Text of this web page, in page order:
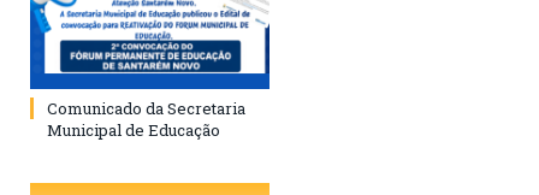
Comunicado da Secretaria
Municipal de Educação